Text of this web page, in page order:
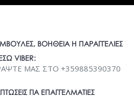
ΒΟΗΘΕΙΑ Η ΠΑΡΑΓΓΕΛΙΕΣ
VIBER:
ΜΑΣ ΣΤΟ +359885390370
ΓΙΑ ΕΠΑΓΓΕΛΜΑΤΙΕΣ